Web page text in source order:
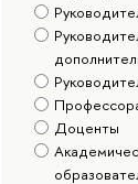
Доценты